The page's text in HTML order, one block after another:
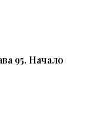
95. Начало